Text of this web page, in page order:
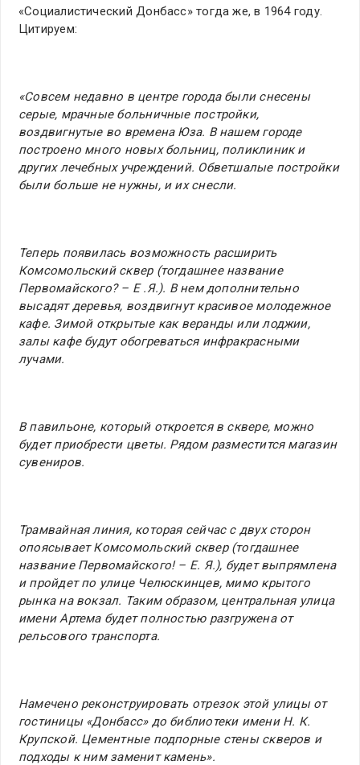
«Социалистический Донбасс» тогда же, в 1964 году.
Цитируем:
«Совсем недавно в центре города были снесены
серые, мрачные больничные постройки,
воздвигнутые во времена Юза. В нашем городе
построено много новых больниц, поликлиник и
других лечебных учреждений. Обветшалые постройки
были больше не нужны, и их снесли.
Теперь появилась возможность расширить
Комсомольский сквер (тогдашнее название
Первомайского? – Е .Я.). В нем дополнительно
высадят деревья, воздвигнут красивое молодежное
кафе. Зимой открытые как веранды или лоджии,
залы кафе будут обогреваться инфракрасными
лучами.
В павильоне, который откроется в сквере, можно
будет приобрести цветы. Рядом разместится магазин
сувениров.
Трамвайная линия, которая сейчас с двух сторон
опоясывает Комсомольский сквер (тогдашнее
название Первомайского! – Е. Я.), будет выпрямлена
и пройдет по улице Челюскинцев, мимо крытого
рынка на вокзал. Таким образом, центральная улица
имени Артема будет полностью разгружена от
рельсового транспорта.
Намечено реконструировать отрезок этой улицы от
гостиницы «Донбасс» до библиотеки имени Н. К.
Крупской. Цементные подпорные стены скверов и
подходы к ним заменит камень».